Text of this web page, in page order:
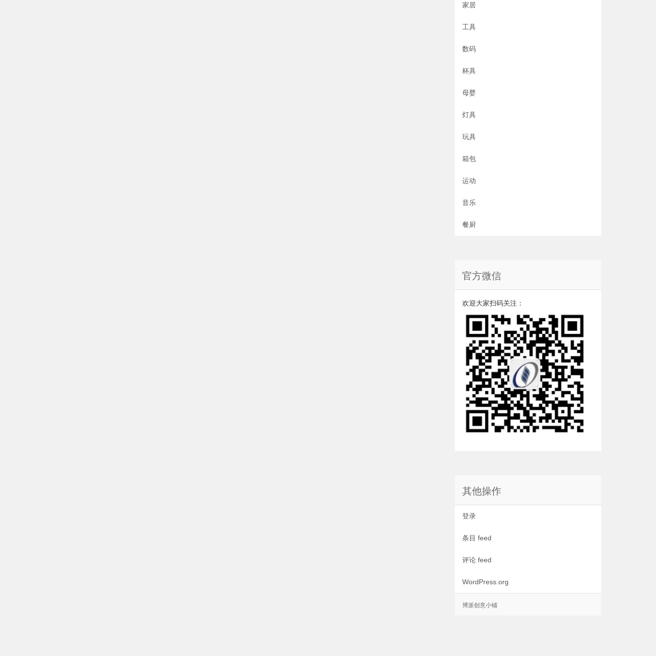
家居
工具
数码
杯具
母婴
灯具
玩具
箱包
运动
音乐
餐厨
官方微信
欢迎大家扫码关注：
其他操作
登录
条目 feed
评论 feed
WordPress.org